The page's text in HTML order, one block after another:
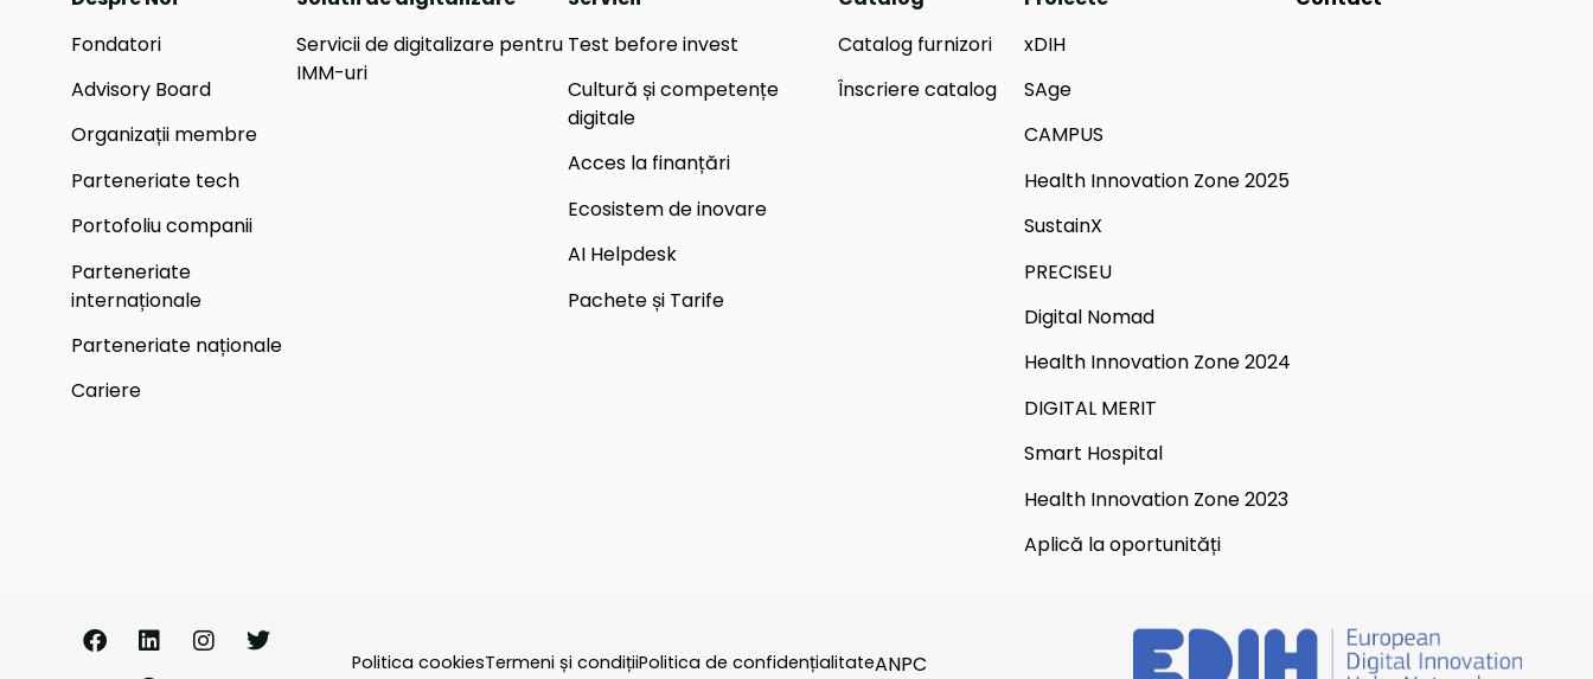
Fondatori
Advisory Board
Organizații membre
Parteneriate tech
Portofoliu companii
Parteneriate
internaționale
Parteneriate naționale
Cariere
Servicii de digitalizare pentru
IMM-uri
Test before invest
Cultură și competențe
digitale
Acces la finanțări
Ecosistem de inovare
AI Helpdesk
Pachete și Tarife
Catalog furnizori
Înscriere catalog
xDIH
SAge
CAMPUS
Health Innovation Zone 2025
SustainX
PRECISEU
Digital Nomad
Health Innovation Zone 2024
DIGITAL MERIT
Smart Hospital
Health Innovation Zone 2023
Aplică la oportunități
Politica cookiesTermeni și condițiiPolitica de confidențialitateANPC